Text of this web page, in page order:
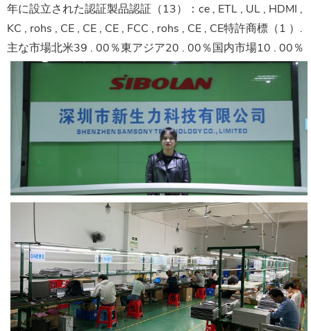
年に設立された認証製品認証（13）：ce , ETL , UL , HDMI ,
KC , rohs , CE , CE , CE , FCC , rohs , CE , CE特許商標（1 ）.
主な市場北米39 . 00％東アジア20 . 00％国内市場10 . 00％